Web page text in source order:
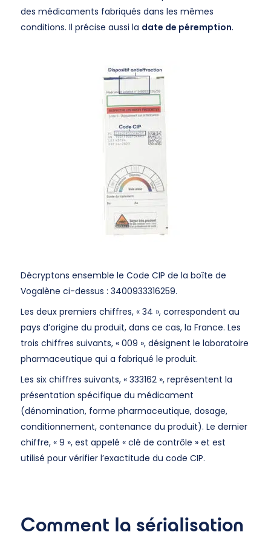
des médicaments fabriqués dans les mêmes
conditions. Il précise aussi la date de péremption.
Décryptons ensemble le Code CIP de la boîte de
Vogalène ci-dessus : 3400933316259.
Les deux premiers chiffres, « 34 », correspondent au
pays d’origine du produit, dans ce cas, la France. Les
trois chiffres suivants, « 009 », désignent le laboratoire
pharmaceutique qui a fabriqué le produit.
Les six chiffres suivants, « 333162 », représentent la
présentation spécifique du médicament
(dénomination, forme pharmaceutique, dosage,
conditionnement, contenance du produit). Le dernier
chiffre, « 9 », est appelé « clé de contrôle » et est
utilisé pour vérifier l’exactitude du code CIP.
Comment la sérialisation